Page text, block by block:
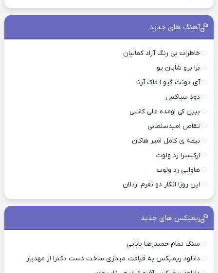
آهنگ های جدید
خاطرات بی رنگ آزاد کمالیان
بزا برو شایان یو
آی دونت گیو ا فاک آرتا
دود سیاکس
ببین کی اومده علی کاتبی
تقاص امیدسلطانی
نیمه ی کامل امیر هاکان
ارکسترا رد ولوت
هاوایی رد ولوت
این روزا انگار دو نفرم اردلان
ریمیکس های جدید
سنگ تمام حمیدرضا بابایی
دانلود ریمیکس به قیافت مینازی ساخت دست دکترا از مهدیار